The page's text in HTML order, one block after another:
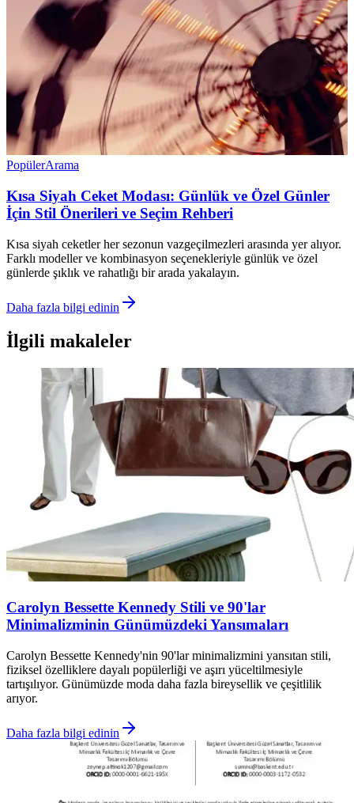
PopülerArama
Kısa Siyah Ceket Modası: Günlük ve Özel Günler
İçin Stil Önerileri ve Seçim Rehberi
Kısa siyah ceketler her sezonun vazgeçilmezleri arasında yer alıyor.
Farklı modeller ve kombinasyon seçenekleriyle günlük ve özel
günlerde şıklık ve rahatlığı bir arada yakalayın.
Daha fazla bilgi edinin
İlgili makaleler
Carolyn Bessette Kennedy Stili ve 90'lar
Minimalizminin Günümüzdeki Yansımaları
Carolyn Bessette Kennedy'nin 90'lar minimalizmini yansıtan stili,
fiziksel özelliklere dayalı popülerliği ve aşırı yüceltilmesiyle
tartışılıyor. Günümüzde moda daha fazla bireysellik ve çeşitlilik
arıyor.
Daha fazla bilgi edinin